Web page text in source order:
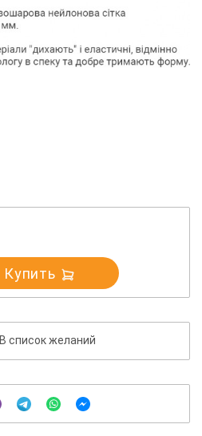
Купить
В список желаний